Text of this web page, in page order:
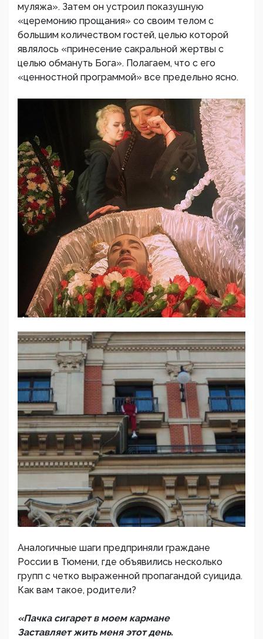
муляжа». Затем он устроил показушную
«церемонию прощания» со своим телом с
большим количеством гостей, целью которой
являлось «принесение сакральной жертвы с
целью обмануть Бога». Полагаем, что с его
«ценностной программой» все предельно ясно.
Аналогичные шаги предприняли граждане
России в Тюмени, где объявились несколько
групп с четко выраженной пропагандой суицида.
Как вам такое, родители?
«Пачка сигарет в моем кармане
Заставляет жить меня этот день.